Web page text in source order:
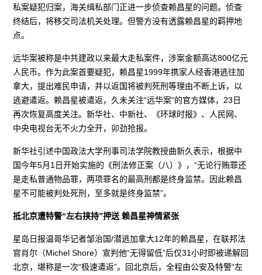
私案疑犯归案，海关缉私部门正进一步侦查赖昌星的问题。侦查
终结后，将移交司法机关处理。但警方没有透露赖昌星的羁押地
点。
远华案被称是中共建政以来最大走私案件，涉案金额高达800亿元
人民币。作为此案首要疑犯，赖昌星1999年携家人经香港逃往加
拿大，提出难民申请，并以返国将被判死刑等理由不断上诉，以
逃避遣返。赖昌星被遣返，久未关注“远华案”的官方媒体，23日
再次恢复高度关注。新华社、中新社、《环球时报》、人民网、
中央电视台无不火力全开，卯劲抢报。
新华社引述中国政法大学刑事司法学院教授曲新久表示，根据中
国今年5月1日开始实施的《刑法修正案（八）》，“无论行贿罪还
是走私普通物品罪，两项罪名的最高刑都是终身监禁。因此赖昌
星不可能被判处死刑，至多就是终身监禁”。
抵北京遭特警“左右挟持”押送 赖昌星神情紧张
星岛日报温哥华记者邹治国/潜逃加拿大12年的赖昌星，在联邦法
官肖尔（Michel Shore）宣判他“无得留低”后仅31小时即被递解回
北京，堪称是一次“极速遣返”。回北京后，全程由公安及特警“左